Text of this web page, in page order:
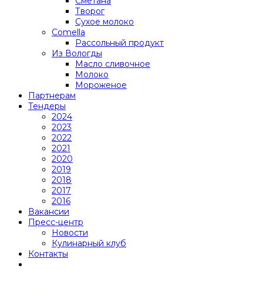
Творог
Сухое молоко
Comеlla
Рассольный продукт
Из Вологды
Масло сливочное
Молоко
Мороженое
Партнерам
Тендеры
2024
2023
2022
2021
2020
2019
2018
2017
2016
Вакансии
Пресс-центр
Новости
Кулинарный клуб
Контакты